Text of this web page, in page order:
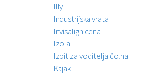
Illy
Industrijska vrata
Invisalign cena
Izola
Izpit za voditelja čolna
Kajak